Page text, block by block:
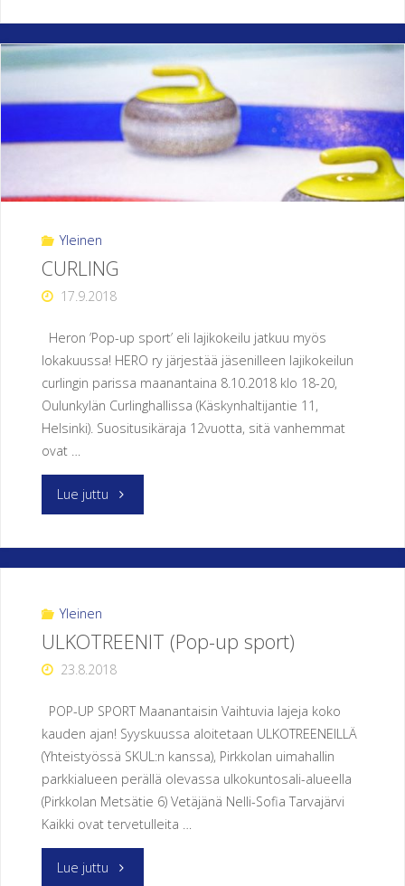
Yleinen
CURLING
17.9.2018
Heron ’Pop-up sport’ eli lajikokeilu jatkuu myös
lokakuussa! HERO ry järjestää jäsenilleen lajikokeilun
curlingin parissa maanantaina 8.10.2018 klo 18-20,
Oulunkylän Curlinghallissa (Käskynhaltijantie 11,
Helsinki). Suositusikäraja 12vuotta, sitä vanhemmat
ovat …
Lue juttu"CURLING"
Yleinen
ULKOTREENIT (Pop-up sport)
23.8.2018
POP-UP SPORT Maanantaisin Vaihtuvia lajeja koko
kauden ajan! Syyskuussa aloitetaan ULKOTREENEILLÄ
(Yhteistyössä SKUL:n kanssa), Pirkkolan uimahallin
parkkialueen perällä olevassa ulkokuntosali-alueella
(Pirkkolan Metsätie 6) Vetäjänä Nelli-Sofia Tarvajärvi
Kaikki ovat tervetulleita …
Lue juttu"ULKOTREENIT